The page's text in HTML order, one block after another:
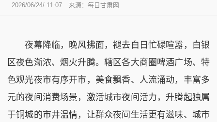
2026/06/24/ 11:07 来源： 每日甘肃网
夜幕降临，晚风拂面，褪去白日忙碌喧嚣，白银
区夜色渐浓、烟火升腾。辖区各大商圈啤酒广场、特
色观光夜市有序开市，美食飘香、人流涌动，丰富多
元的夜间消费场景，激活城市夜间活力，升腾起独属
于铜城的市井温情，让群众夜间生活更有滋味、城市